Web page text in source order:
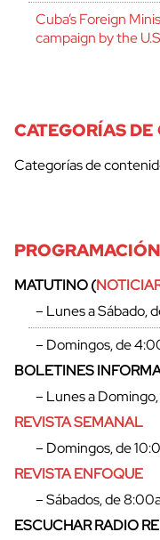
Cuba’s Foreign
campaign by the
CATEGORÍAS
Categorías de
MATUTINO (
– Lunes a Sábado,
– Domingos, de
BOLETINES
– Lunes a
REVISTA SEMANAL
– Domingos, de
REVISTA ENFOQUE
– Sábados, de
ESCUCHAR RADIO